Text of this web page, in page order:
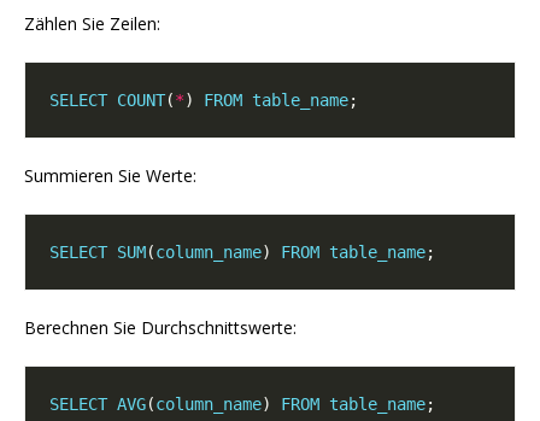
Zählen Sie Zeilen:
SELECT COUNT(*) FROM table_name
Summieren Sie Werte:
SELECT SUM(column_name) FROM table_name
Berechnen Sie Durchschnittswerte:
SELECT AVG(column_name) FROM table_name